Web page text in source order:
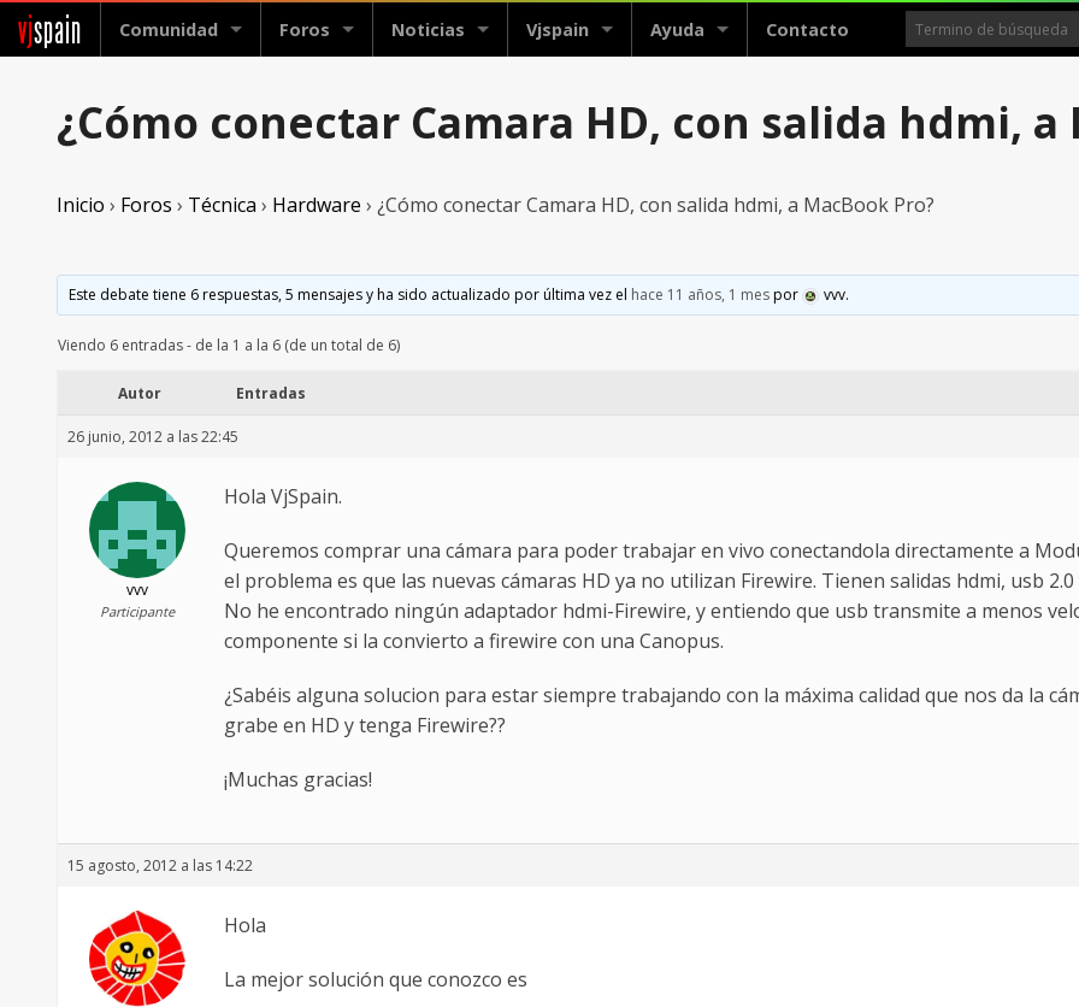
vjspain Comunidad Foros Noticias Vjspain Ayuda Contacto
¿Cómo conectar Camara HD, con salida hdmi, a
Inicio › Foros › Técnica › Hardware › ¿Cómo conectar Camara HD, con salida hdmi, a MacBook Pro?
Este debate tiene 6 respuestas, 5 mensajes y ha sido actualizado por última vez el hace 11 años, 1 mespor vvv.
Viendo 6 entradas - de la 1 a la 6 (de un total de 6)
Autor Entradas
26 junio, 2012 a las 22:45
vvv
Participante
Hola VjSpain.
Queremos comprar una cámara para poder trabajar en vivo conectandola directamente a
el problema es que las nuevas cámaras HD ya no utilizan Firewire. Tienen salidas hdmi, usb 2.0
No he encontrado ningún adaptador hdmi-Firewire, y entiendo que usb transmite a menos
componente si la convierto a firewire con una Canopus.
¿Sabéis alguna solucion para estar siempre trabajando con la máxima calidad que nos da la
grabe en HD y tenga Firewire??
¡Muchas gracias!
15 agosto, 2012 a las 14:22
Hola
La mejor solución que conozco es